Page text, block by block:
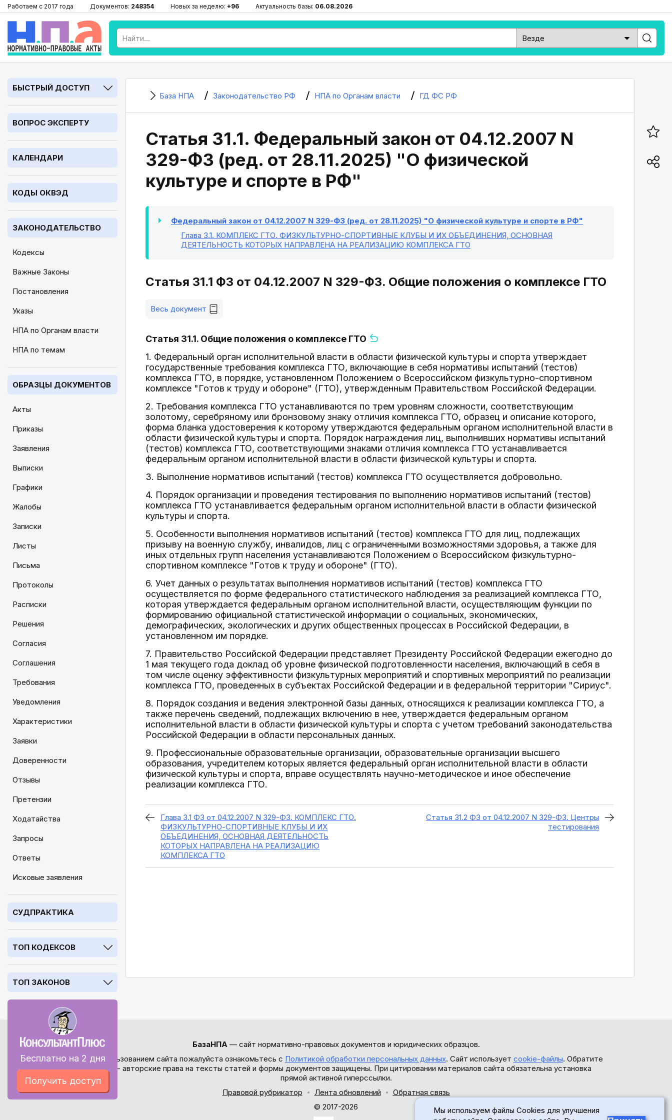
Работаем с 2017 года Документов: 248354 Новых за неделю: +96 Актуальность базы: 06.08.2026
БЫСТРЫЙ ДОСТУП
ВОПРОС ЭКСПЕРТУ
КАЛЕНДАРИ
КОДЫ ОКВЭД
ЗАКОНОДАТЕЛЬСТВО
Кодексы
Важные Законы
Постановления
Указы
НПА по Органам власти
НПА по темам
ОБРАЗЦЫ ДОКУМЕНТОВ
Акты
Приказы
Заявления
Выписки
Графики
Жалобы
Записки
Листы
Письма
Протоколы
Расписки
Решения
Согласия
Соглашения
Требования
Уведомления
Характеристики
Заявки
Доверенности
Отзывы
Претензии
Ходатайства
Запросы
Ответы
Исковые заявления
СУДПРАКТИКА
ТОП КОДЕКСОВ
ТОП ЗАКОНОВ
Бесплатно на 2 дня
Получить доступ
База НПА Законодательство РФ НПА по Органам власти ГД ФС РФ
Статья 31.1. Федеральный закон от 04.12.2007 N
329-ФЗ (ред. от 28.11.2025) "О физической
культуре и спорте в РФ"
Федеральный закон от 04.12.2007 N 329-ФЗ (ред. от 28.11.2025) "О физической культуре и спорте в РФ"
Глава 3.1. КОМПЛЕКС ГТО. ФИЗКУЛЬТУРНО-СПОРТИВНЫЕ КЛУБЫ И ИХ ОБЪЕДИНЕНИЯ, ОСНОВНАЯ
ДЕЯТЕЛЬНОСТЬ КОТОРЫХ НАПРАВЛЕНА НА РЕАЛИЗАЦИЮ КОМПЛЕКСА ГТО
Статья 31.1 ФЗ от 04.12.2007 N 329-ФЗ. Общие положения о комплексе ГТО
Весь документ
Статья 31.1. Общие положения о комплексе ГТО
1. Федеральный орган исполнительной власти в области физической культуры и спорта утверждает
государственные требования комплекса ГТО, включающие в себя нормативы испытаний (тестов)
комплекса ГТО, в порядке, установленном Положением о Всероссийском физкультурно-спортивном
комплексе "Готов к труду и обороне" (ГТО), утвержденным Правительством Российской Федерации.
2. Требования комплекса ГТО устанавливаются по трем уровням сложности, соответствующим
золотому, серебряному или бронзовому знаку отличия комплекса ГТО, образец и описание которого,
форма бланка удостоверения к которому утверждаются федеральным органом исполнительной власти в
области физической культуры и спорта. Порядок награждения лиц, выполнивших нормативы испытаний
(тестов) комплекса ГТО, соответствующими знаками отличия комплекса ГТО устанавливается
федеральным органом исполнительной власти в области физической культуры и спорта.
3. Выполнение нормативов испытаний (тестов) комплекса ГТО осуществляется добровольно.
4. Порядок организации и проведения тестирования по выполнению нормативов испытаний (тестов)
комплекса ГТО устанавливается федеральным органом исполнительной власти в области физической
культуры и спорта.
5. Особенности выполнения нормативов испытаний (тестов) комплекса ГТО для лиц, подлежащих
призыву на военную службу, инвалидов, лиц с ограниченными возможностями здоровья, а также для
иных отдельных групп населения устанавливаются Положением о Всероссийском физкультурно-
спортивном комплексе "Готов к труду и обороне" (ГТО).
6. Учет данных о результатах выполнения нормативов испытаний (тестов) комплекса ГТО
осуществляется по форме федерального статистического наблюдения за реализацией комплекса ГТО,
которая утверждается федеральным органом исполнительной власти, осуществляющим функции по
формированию официальной статистической информации о социальных, экономических,
демографических, экологических и других общественных процессах в Российской Федерации, в
установленном им порядке.
7. Правительство Российской Федерации представляет Президенту Российской Федерации ежегодно до
1 мая текущего года доклад об уровне физической подготовленности населения, включающий в себя в
том числе оценку эффективности физкультурных мероприятий и спортивных мероприятий по реализации
комплекса ГТО, проведенных в субъектах Российской Федерации и в федеральной территории "Сириус".
8. Порядок создания и ведения электронной базы данных, относящихся к реализации комплекса ГТО, а
также перечень сведений, подлежащих включению в нее, утверждается федеральным органом
исполнительной власти в области физической культуры и спорта с учетом требований законодательства
Российской Федерации в области персональных данных.
9. Профессиональные образовательные организации, образовательные организации высшего
образования, учредителем которых является федеральный орган исполнительной власти в области
физической культуры и спорта, вправе осуществлять научно-методическое и иное обеспечение
реализации комплекса ГТО.
Глава 3.1 ФЗ от 04.12.2007 N 329-ФЗ. КОМПЛЕКС ГТО.
ФИЗКУЛЬТУРНО-СПОРТИВНЫЕ КЛУБЫ И ИХ
ОБЪЕДИНЕНИЯ, ОСНОВНАЯ ДЕЯТЕЛЬНОСТЬ
КОТОРЫХ НАПРАВЛЕНА НА РЕАЛИЗАЦИЮ
КОМПЛЕКСА ГТО
Статья 31.2 ФЗ от 04.12.2007 N 329-ФЗ. Центры
тестирования
БазаНПА— сайт нормативно-правовых документов и юридических образцов.
Перед использованием сайта пожалуйста ознакомьтесь с Политикой обработки персональных данных. Сайт использует cookie-файлы. Обратите
внимание - авторские права на тексты статей и формы документов защищены. При цитировании материалов сайта обязательна установка
прямой активной гиперссылки.
Правовой рубрикатор
Лента обновлений
Обратная связь
© 2017-2026
Мы используем файлы Cookies для улучшения